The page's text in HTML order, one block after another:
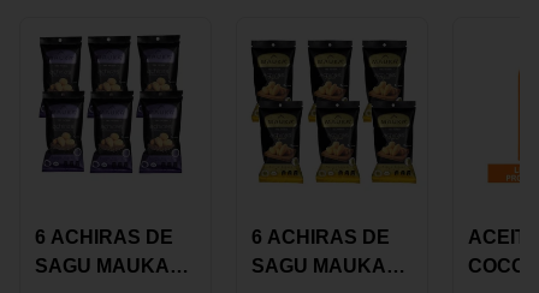
6 ACHIRAS DE
SAGU MAUKA
6 ACHIRAS DE
SAGU MAUKA
COCO